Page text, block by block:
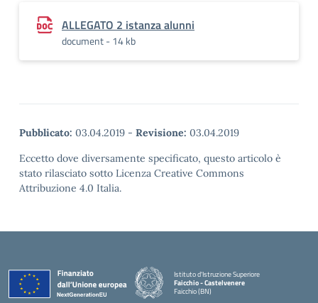
ALLEGATO 2 istanza alunni
document - 14 kb
Pubblicato: 03.04.2019 - Revisione: 03.04.2019
Eccetto dove diversamente specificato, questo articolo è
stato rilasciato sotto Licenza Creative Commons
Attribuzione 4.0 Italia.
Istituto d'Istruzione Superiore
Faicchio - Castelvenere
Faicchio (BN)